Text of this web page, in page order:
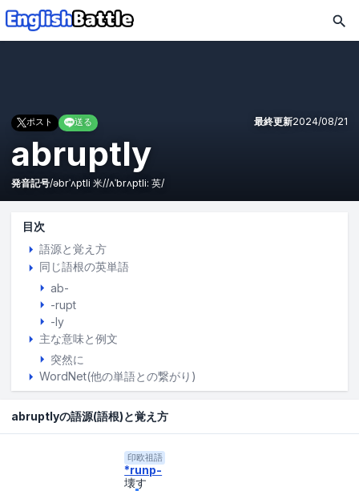
ポスト 送る 最終更新2024/08/21
abruptly
発音記号/əbrˈʌptli 米//ʌˈbrʌptli: 英/
目次
語源と覚え方
同じ語根の英単語
ab-
-rupt
-ly
主な意味と例文
突然に
WordNet(他の単語との繋がり)
abruptlyの語源(語根)と覚え方
印欧祖語
*runp-
壊す